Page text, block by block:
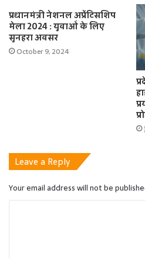
प्रधानमंत्री नेशनल अप्रेंटिसशिप
मेला 2024 : युवाओं के लिए
सुनहरा अवसर
October 9, 2024
Leave a Reply
Your email address will not be